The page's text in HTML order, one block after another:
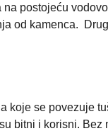
postojeću
od kamenca.
koje se povezuje
bitni i korisni.